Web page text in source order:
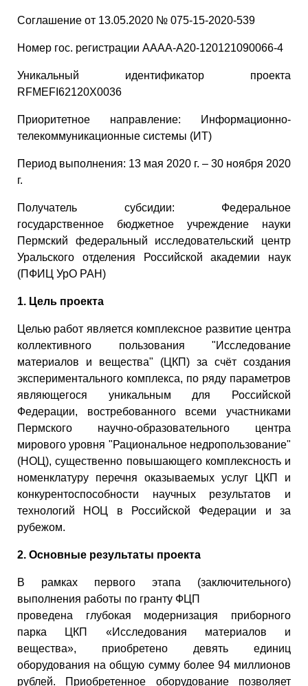
Соглашение от 13.05.2020 № 075-15-2020-539
Номер гос. регистрации АААА-А20-120121090066-4
Уникальный идентификатор проекта
RFMEFI62120X0036
Приоритетное направление: Информационно-
телекоммуникационные системы (ИТ)
Период выполнения: 13 мая 2020 г. – 30 ноября 2020
г.
Получатель субсидии: Федеральное
государственное бюджетное учреждение науки
Пермский федеральный исследовательский центр
Уральского отделения Российской академии наук
(ПФИЦ УрО РАН)
1. Цель проекта
Целью работ является комплексное развитие центра
коллективного пользования "Исследование
материалов и вещества" (ЦКП) за счёт создания
экспериментального комплекса, по ряду параметров
являющегося уникальным для Российской
Федерации, востребованного всеми участниками
Пермского научно-образовательного центра
мирового уровня "Рациональное недропользование"
(НОЦ), существенно повышающего комплексность и
номенклатуру перечня оказываемых услуг ЦКП и
конкурентоспособности научных результатов и
технологий НОЦ в Российской Федерации и за
рубежом.
2. Основные результаты проекта
В рамках первого этапа (заключительного)
выполнения работы по гранту ФЦП
проведена глубокая модернизация приборного
парка ЦКП «Исследования материалов и
вещества», приобретено девять единиц
оборудования на общую сумму более 94 миллионов
рублей. Приобретенное оборудование позволяет